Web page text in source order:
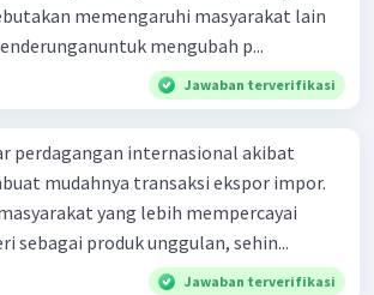
memengaruhi masyarakat lain
mengubah p...
Jawaban terverifikasi
perdagangan internasional akibat
mudahnya transaksi ekspor impor.
yang lebih mempercayai
sebagai produk unggulan, sehin...
Jawaban terverifikasi